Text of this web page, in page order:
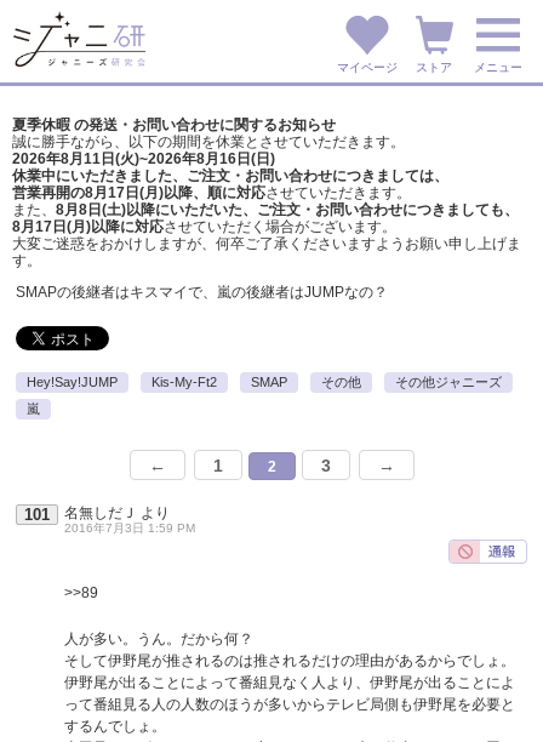
マイページ ストア メニュー
夏季休暇 の発送・お問い合わせに関するお知らせ
誠に勝手ながら、以下の期間を休業とさせていただきます。
2026年8月11日(火)~2026年8月16日(日)
休業中にいただきました、ご注文・お問い合わせにつきましては、
営業再開の8月17日(月)以降、順に対応させていただきます。
また、 8月8日(土)以降にいただいた、ご注文・ お問い合わせにつきましても、
8月17日(月)以降に対応させていただく場合がございます。
大変ご迷惑をおかけしますが、 何卒ご了承くださいますようお願い申し上げま
す。
SMAPの後継者はキスマイで、嵐の後継者はJUMPなの？
Hey!Say!JUMP Kis-My-Ft2 SMAP その他
その他ジャニーズ
嵐
← 1 2 3 →
101 名無しだＪ より
2016年7月3日 1:59 PM
>>89
人が多い。うん。だから何？
そして伊野尾が推されるのは推されるだけの理由があるからでしょ。
伊野尾が出ることによって番組見なく人より、伊野尾が出ることによ
って番組見る人の人数のほうが多いからテレビ局側も伊野尾を必要と
するんでしょ。